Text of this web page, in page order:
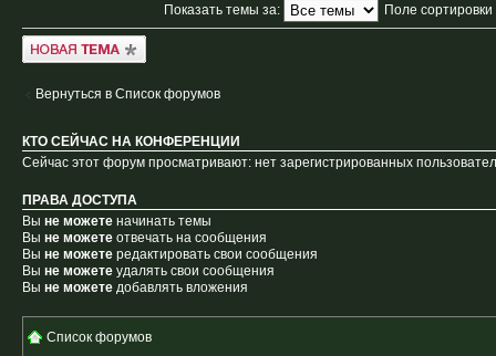
Показать темы за: Поле сортировки
Новая тема
Вернуться в Список форумов
КТО СЕЙЧАС НА КОНФЕРЕНЦИИ
Сейчас этот форум просматривают: нет зарегистрированных
ПРАВА ДОСТУПА
Вы не можете начинать темы
Вы не можете отвечать на сообщения
Вы не можете редактировать свои сообщения
Вы не можете удалять свои сообщения
Вы не можете добавлять вложения
Список форумов